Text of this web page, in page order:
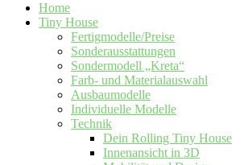
Home
Tiny House
Fertigmodelle/Preise
Sonderausstattungen
Sondermodell „Kreta“
Farb- und Materialauswahl
Ausbaumodelle
Individuelle Modelle
Technik
Dein Rolling Tiny House
Innenansicht in 3D